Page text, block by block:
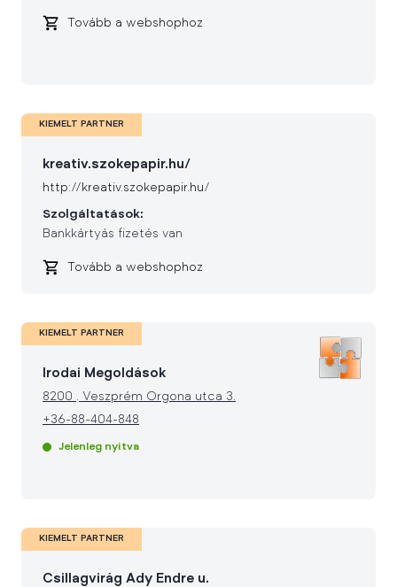
Tovább a webshophoz
KIEMELT PARTNER
kreativ.szokepapir.hu/
http://kreativ.szokepapir.hu/
Szolgáltatások:
Bankkártyás fizetés van
Tovább a webshophoz
KIEMELT PARTNER
Irodai Megoldások
8200 . Veszprém Orgona utca 3.
+36-88-404-848
Jelenleg nyitva
KIEMELT PARTNER
Csillagvirág Ady Endre u.